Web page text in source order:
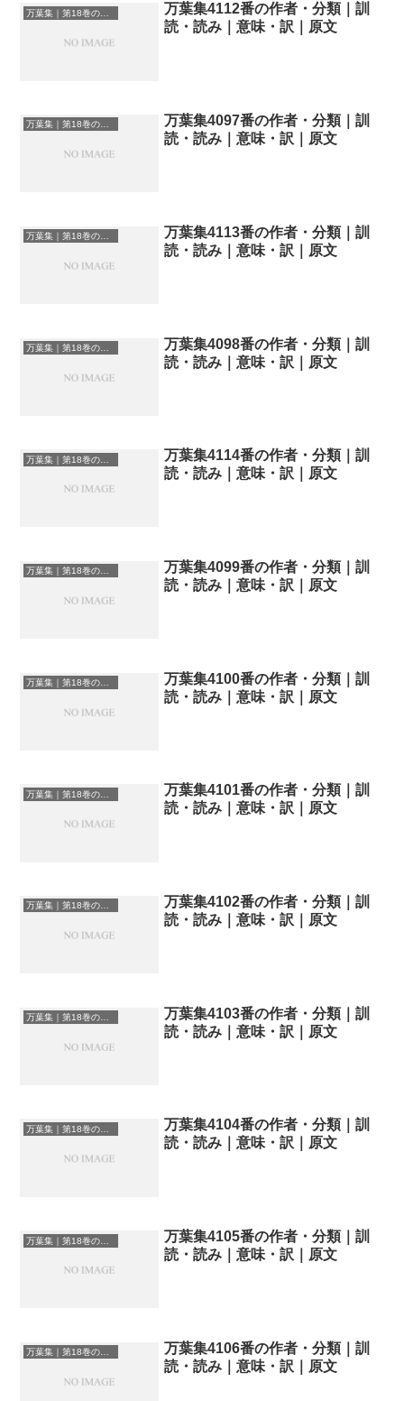
万葉集｜第18巻の和歌一覧
万葉集4112番の作者・分類｜訓
読・読み｜意味・訳｜原文
万葉集｜第18巻の和歌一覧
万葉集4097番の作者・分類｜訓
読・読み｜意味・訳｜原文
万葉集｜第18巻の和歌一覧
万葉集4113番の作者・分類｜訓
読・読み｜意味・訳｜原文
万葉集｜第18巻の和歌一覧
万葉集4098番の作者・分類｜訓
読・読み｜意味・訳｜原文
万葉集｜第18巻の和歌一覧
万葉集4114番の作者・分類｜訓
読・読み｜意味・訳｜原文
万葉集｜第18巻の和歌一覧
万葉集4099番の作者・分類｜訓
読・読み｜意味・訳｜原文
万葉集｜第18巻の和歌一覧
万葉集4100番の作者・分類｜訓
読・読み｜意味・訳｜原文
万葉集｜第18巻の和歌一覧
万葉集4101番の作者・分類｜訓
読・読み｜意味・訳｜原文
万葉集｜第18巻の和歌一覧
万葉集4102番の作者・分類｜訓
読・読み｜意味・訳｜原文
万葉集｜第18巻の和歌一覧
万葉集4103番の作者・分類｜訓
読・読み｜意味・訳｜原文
万葉集｜第18巻の和歌一覧
万葉集4104番の作者・分類｜訓
読・読み｜意味・訳｜原文
万葉集｜第18巻の和歌一覧
万葉集4105番の作者・分類｜訓
読・読み｜意味・訳｜原文
万葉集｜第18巻の和歌一覧
万葉集4106番の作者・分類｜訓
読・読み｜意味・訳｜原文